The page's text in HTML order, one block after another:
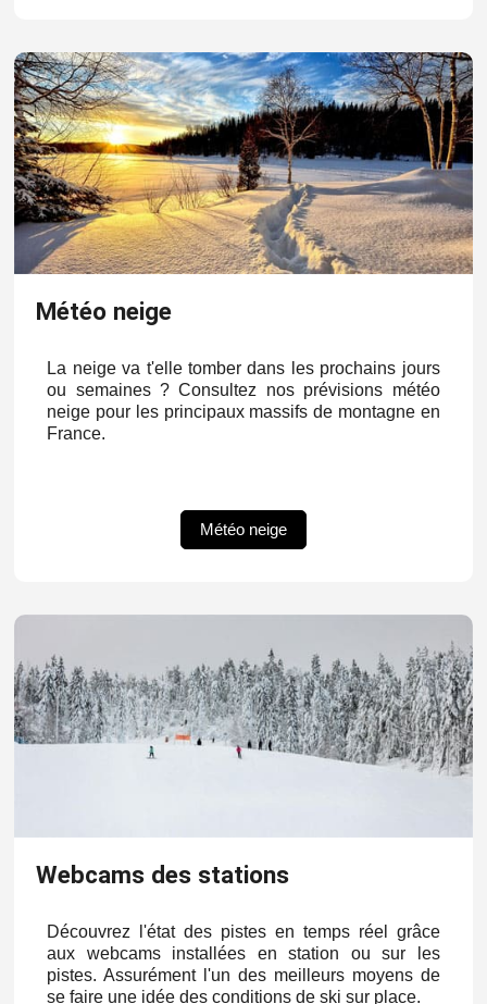
Météo neige
La neige va t'elle tomber dans les prochains jours
ou semaines ? Consultez nos prévisions météo
neige pour les principaux massifs de montagne en
France.
Météo neige
Webcams des stations
Découvrez l'état des pistes en temps réel grâce
aux webcams installées en station ou sur les
pistes. Assurément l'un des meilleurs moyens de
se faire une idée des conditions de ski sur place.